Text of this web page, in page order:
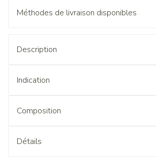
Méthodes de livraison disponibles
Description
Indication
Composition
Détails